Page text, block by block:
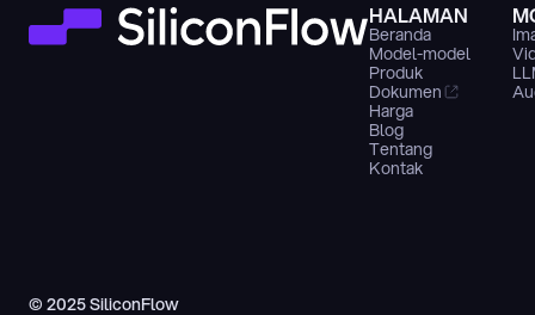
HALAMAN
Beranda
Model-model
Produk
Dokumen
Harga
Blog
Tentang
Kontak
© 2025 SiliconFlow